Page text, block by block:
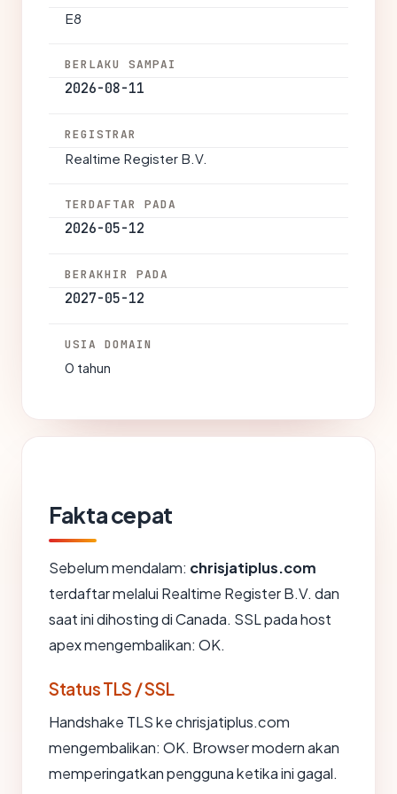
E8
BERLAKU SAMPAI
2026-08-11
REGISTRAR
Realtime Register B.V.
TERDAFTAR PADA
2026-05-12
BERAKHIR PADA
2027-05-12
USIA DOMAIN
0 tahun
Fakta cepat
Sebelum mendalam: chrisjatiplus.com
terdaftar melalui Realtime Register B.V. dan
saat ini dihosting di Canada. SSL pada host
apex mengembalikan: OK.
Status TLS / SSL
Handshake TLS ke chrisjatiplus.com
mengembalikan: OK. Browser modern akan
memperingatkan pengguna ketika ini gagal.